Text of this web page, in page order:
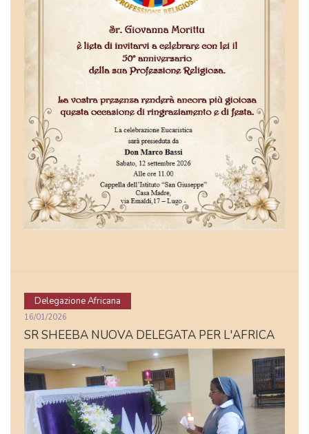
Delegazione Africana
16/01/2026
SR SHEEBA NUOVA DELEGATA PER L'AFRICA